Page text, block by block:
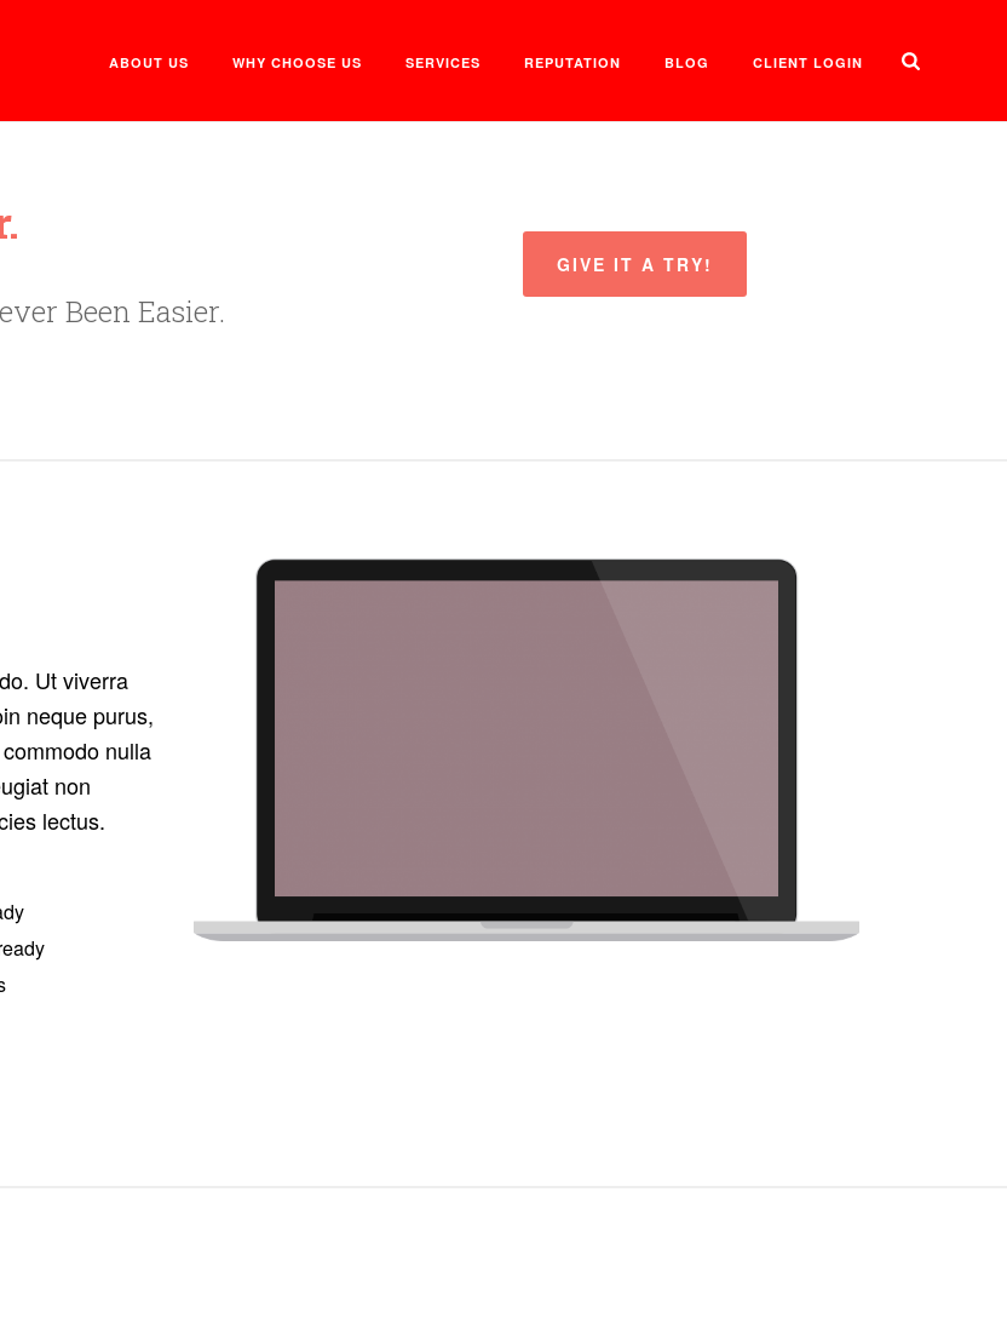
ABOUT US WHY CHOOSE US SERVICES REPUTATION BLOG CLIENT LOGIN
Been Easier.
GIVE IT A TRY!
Ut viverra
neque purus,
nulla
non
lectus.